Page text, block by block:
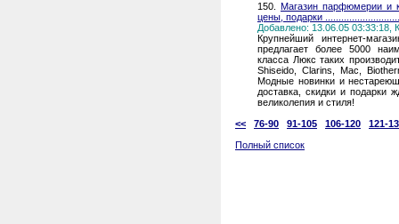
150. Магазин парфюмерии и
цены, подарки
Добавлено: 13.06.05 03:33:18,
Крупнейший интернет-
предлагает более 5000
класса Люкс таких
Shiseido, Clarins, Mac,
Модные новинки и
доставка, скидки и подарки
великолепия и стиля!
<<
76-90 91-105 106-120
121-
Полный список